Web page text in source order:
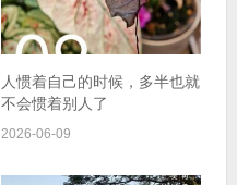
人惯着自己的时候，多半也就
不会惯着别人了
2026-06-09